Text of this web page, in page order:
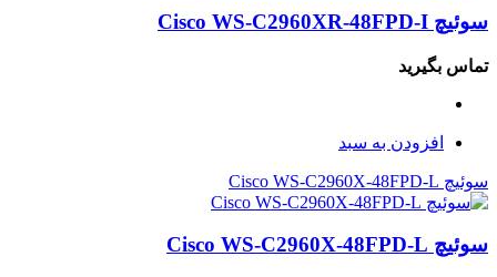
سوئیچ Cisco WS-C2960XR-48FPD-I
تماس بگیرید
افزودن به سبد
سوئیچ Cisco WS-C2960X-48FPD-L
سوئیچ Cisco WS-C2960X-48FPD-L